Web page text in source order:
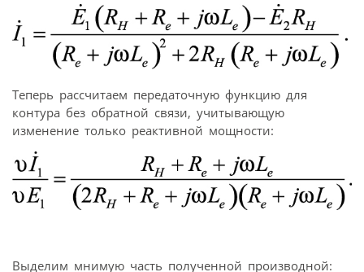
Теперь рассчитаем передаточную функцию для
контура без обратной связи, учитывающую
изменение только реактивной мощности:
Выделим мнимую часть полученной производной: